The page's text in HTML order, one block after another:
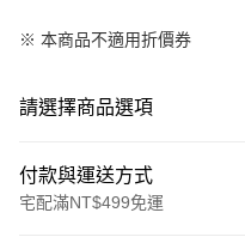
※ 本商品不適用折價券
請選擇商品選項
付款與運送方式
宅配滿NT$499免運